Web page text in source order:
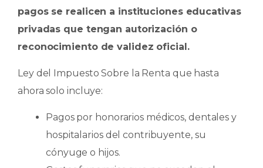
pagos se realicen a instituciones educativas
privadas que tengan autorización o
reconocimiento de validez oficial.
Ley del Impuesto Sobre la Renta que hasta
ahora solo incluye:
Pagos por honorarios médicos, dentales y
hospitalarios del contribuyente, su
cónyuge o hijos.